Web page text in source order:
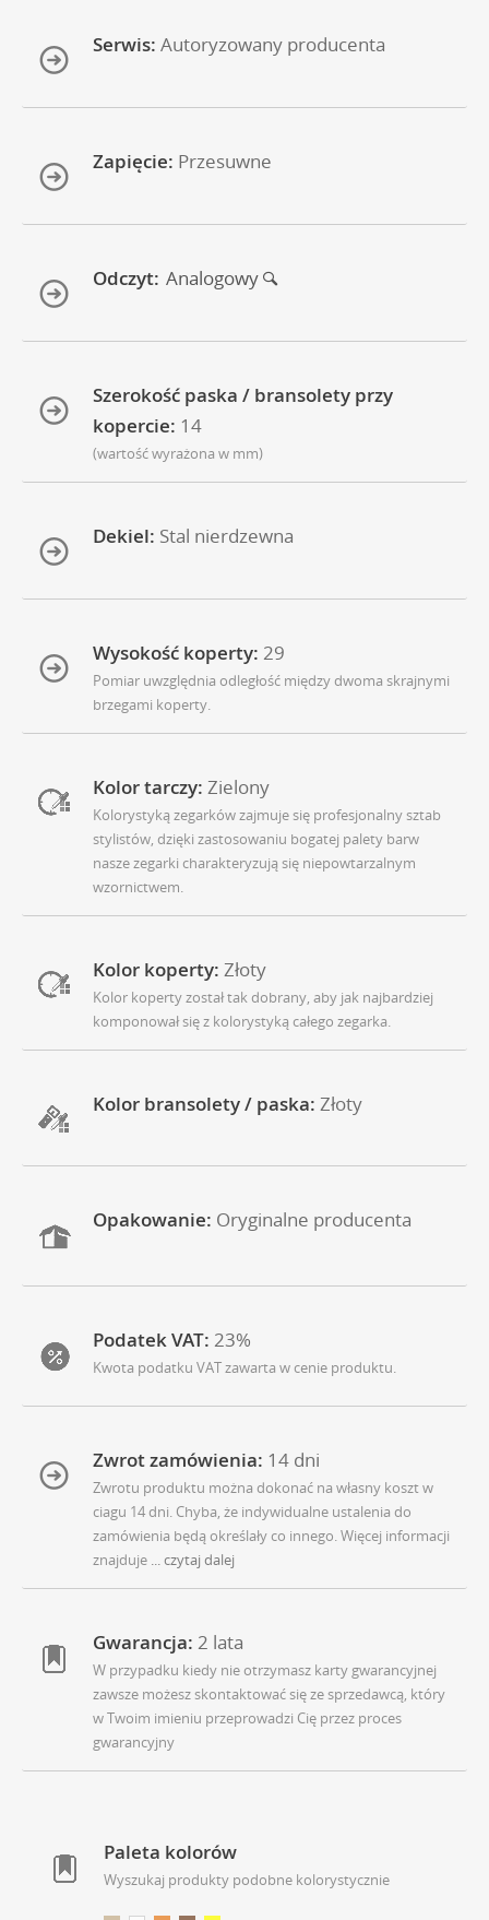
Serwis: Autoryzowany producenta
Zapięcie: Przesuwne
Odczyt: Analogowy
Szerokość paska / bransolety przy
kopercie: 14
(wartość wyrażona w mm)
Dekiel: Stal nierdzewna
Wysokość koperty: 29
Pomiar uwzględnia odległość między dwoma skrajnymi
brzegami koperty.
Kolor tarczy: Zielony
Kolorystyką zegarków zajmuje się profesjonalny sztab
stylistów, dzięki zastosowaniu bogatej palety barw
nasze zegarki charakteryzują się niepowtarzalnym
wzornictwem.
Kolor koperty: Złoty
Kolor koperty został tak dobrany, aby jak najbardziej
komponował się z kolorystyką całego zegarka.
Kolor bransolety / paska: Złoty
Opakowanie: Oryginalne producenta
Podatek VAT: 23%
Kwota podatku VAT zawarta w cenie produktu.
Zwrot zamówienia: 14 dni
Zwrotu produktu można dokonać na własny koszt w
ciagu 14 dni. Chyba, że indywidualne ustalenia do
zamówienia będą określały co innego. Więcej informacji
znajduje ... czytaj dalej
Gwarancja: 2 lata
W przypadku kiedy nie otrzymasz karty gwarancyjnej
zawsze możesz skontaktować się ze sprzedawcą, który
w Twoim imieniu przeprowadzi Cię przez proces
gwarancyjny
Paleta kolorów
Wyszukaj produkty podobne kolorystycznie